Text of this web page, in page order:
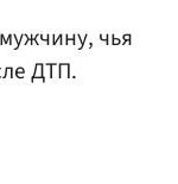
чья
ДТП.